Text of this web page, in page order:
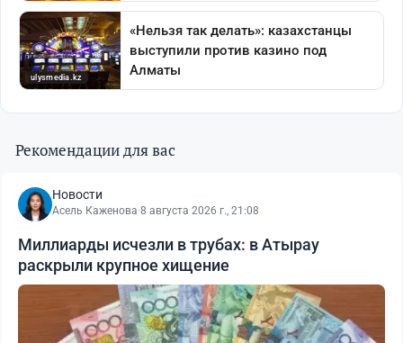
Рекомендации для вас
Новости
Асель Каженова·8 августа 2026 г., 21:08
Миллиарды исчезли в трубах: в Атырау
раскрыли крупное хищение